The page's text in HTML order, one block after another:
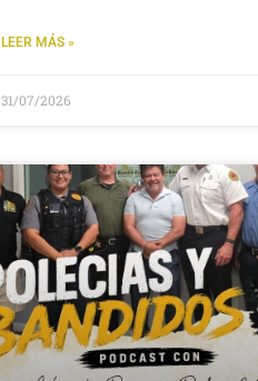
LEER MÁS »
31/07/2026